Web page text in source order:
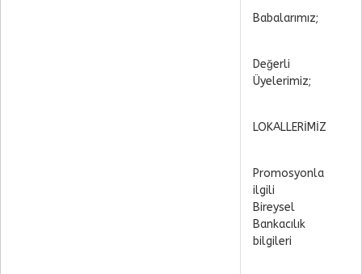
Babalarımız;
Değerli
Üyelerimiz;
LOKALLERİMİZ
Promosyonla
ilgili
Bireysel
Bankacılık
bilgileri